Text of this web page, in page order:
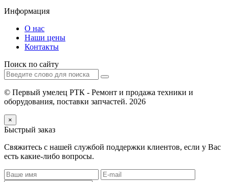
Информация
О нас
Наши цены
Контакты
Поиск по сайту
© Первый умелец РТК - Ремонт и продажа техники и
оборудования, поставки запчастей. 2026
×
Быстрый заказ
Свяжитесь с нашей службой поддержки клиентов, если у Вас
есть какие-либо вопросы.